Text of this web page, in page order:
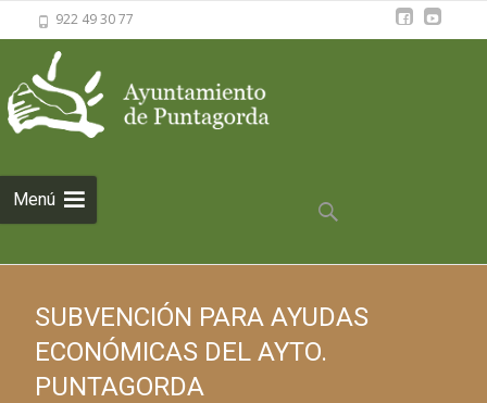
922 49 30 77
Menú
Saltar al
contenido
Buscar:
SUBVENCIÓN PARA AYUDAS
ECONÓMICAS DEL AYTO.
PUNTAGORDA